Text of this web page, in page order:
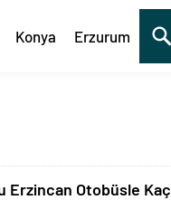
Konya Erzurum
Erzincan Otobüsle Kaç